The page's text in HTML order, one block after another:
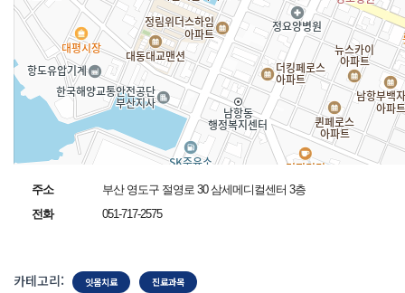
주소
부산 영도구 절영로 30 삼세메디컬센터 3층
전화
051-717-2575
카테고리: 잇몸치료 진료과목